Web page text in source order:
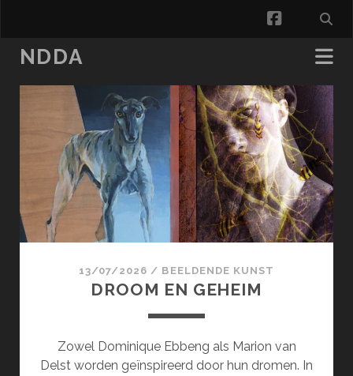
facebook
NDDA
NDDA
Posts
13/07/2026 / BEELDENDE KUNST
DROOM EN GEHEIM
Zowel Dominique Ebbeng als Marion van
Delst worden geïnspireerd door hun dromen. In